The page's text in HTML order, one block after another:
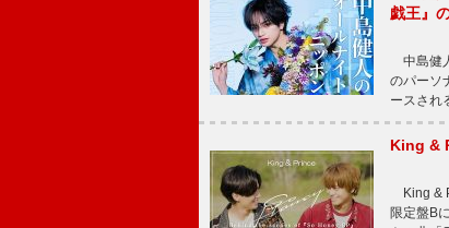
戯王』
中島健
のパーソ
ースされ
King &
King &
限定盤B